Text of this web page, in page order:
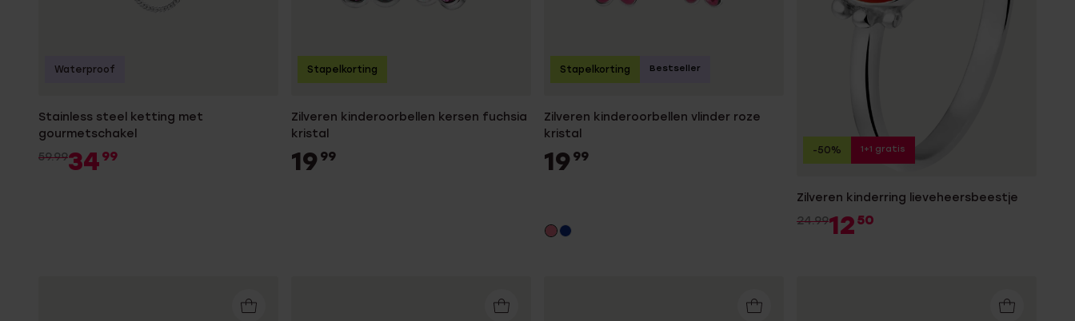
Stainless steel ketting met
gourmetschakel
59.9934 99
Waterproof
Zilveren kinderoorbellen kersen fuchsia
kristal
19 99
Stapelkorting
Zilveren kinderoorbellen vlinder roze
kristal
19 99
Stapelkorting Bestseller
Zilveren kinderring lieveheersbeestje
24.9912 50
-50% 1+1 gratis